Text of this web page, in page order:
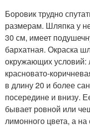
Боровик трудно
размерам. Шляпка у
30 см, имеет
бархатная. Окраска
окружающих условий:
красновато-
в длину 20 и более
посередине и внизу.
бывает ровной или
лимонного цвета, а